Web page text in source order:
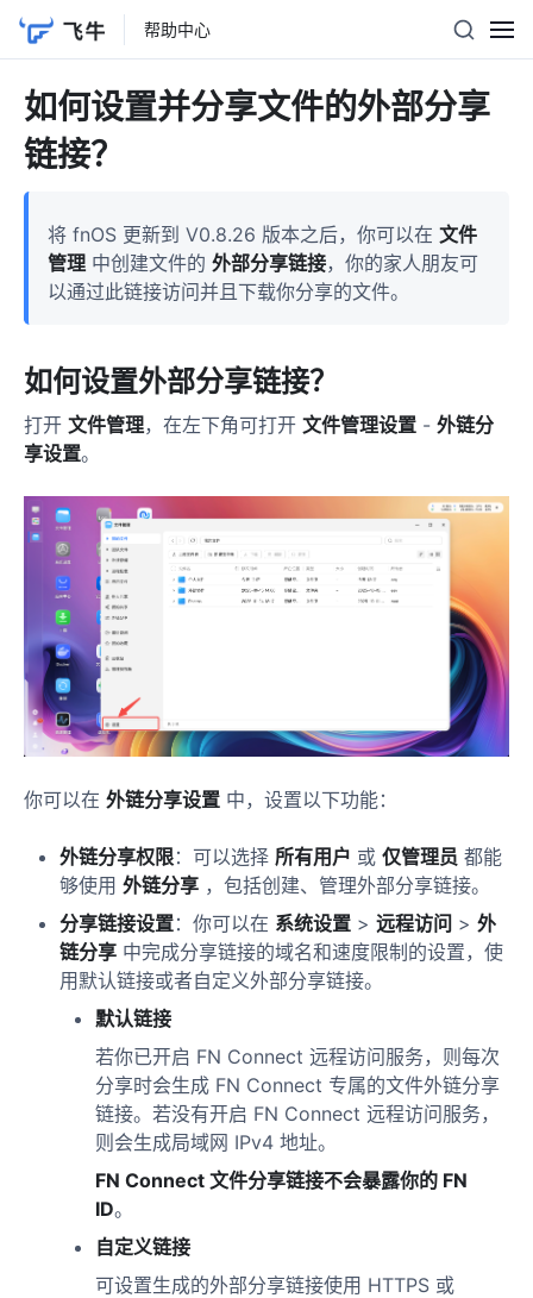
帮助中心
如何设置并分享文件的外部分享
链接？
将 fnOS 更新到 V0.8.26 版本之后，你可以在 文件
管理 中创建文件的 外部分享链接，你的家人朋友可
以通过此链接访问并且下载你分享的文件。
如何设置外部分享链接？
打开 文件管理，在左下角可打开 文件管理设置 - 外链分
享设置。
你可以在 外链分享设置 中，设置以下功能：
外链分享权限：可以选择 所有用户 或 仅管理员 都能
够使用 外链分享 ，包括创建、管理外部分享链接。
分享链接设置：你可以在 系统设置 > 远程访问 > 外
链分享 中完成分享链接的域名和速度限制的设置，使
用默认链接或者自定义外部分享链接。
默认链接
若你已开启 FN Connect 远程访问服务，则每次
分享时会生成 FN Connect 专属的文件外链分享
链接。若没有开启 FN Connect 远程访问服务，
则会生成局域网 IPv4 地址。
FN Connect 文件分享链接不会暴露你的 FN
ID。
自定义链接
可设置生成的外部分享链接使用 HTTPS 或